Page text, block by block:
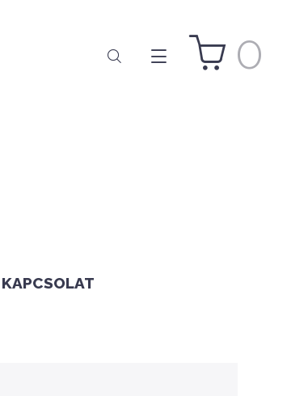
0
KAPCSOLAT